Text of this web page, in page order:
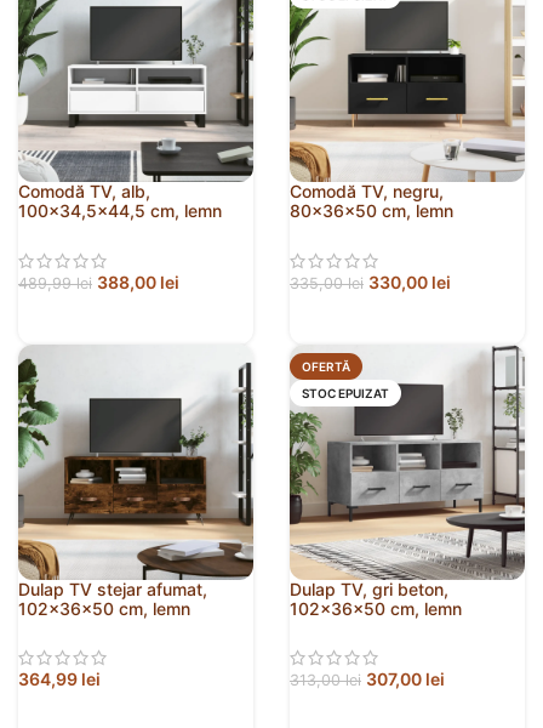
Comodă TV, alb,
100×34,5×44,5 cm, lemn
489,99lei 388,00 lei
Comodă TV, negru,
80x36x50 cm, lemn
335,00lei 330,00 lei
Dulap TV stejar afumat,
102x36x50 cm, lemn
364,99 lei
OFERTĂ
STOC EPUIZAT
Dulap TV, gri beton,
102x36x50 cm, lemn
313,00lei 307,00 lei